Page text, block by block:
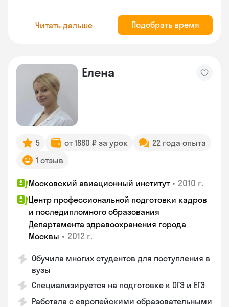
Читать дальше Подобрать время
Елена
5 от 1880 ₽ за урок
22 года опыта
1 отзыв
Московский авиационный институт • 2010 г.
Центр профессиональной подготовки кадров
и последипломного образования
Департамента здравоохранения города
Москвы • 2012 г.
Обучила многих студентов для поступления в
вузы
Специализируется на подготовке к ОГЭ и ЕГЭ
Работала с европейскими образовательными